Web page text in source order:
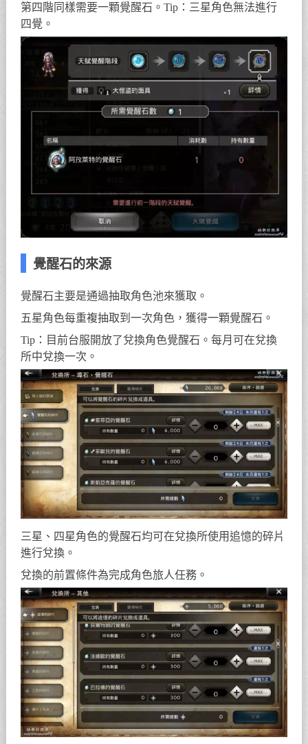
第四階同樣需要一顆覺醒石。Tip：三星角色無法進行
四覺。
覺醒石的來源
覺醒石主要是通過抽取角色池來獲取。
五星角色每重複抽取到一次角色，獲得一顆覺醒石。
Tip：目前台服開放了兌換角色覺醒石。每月可在兌換
所中兌換一次。
三星、四星角色的覺醒石均可在兌換所使用追憶的碎片
進行兌換。
兌換的前置條件為完成角色旅人任務。